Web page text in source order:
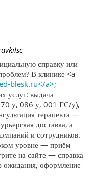
справку или
В клинике <a
blesk.ru</a>;
услуг: выдача
у, 086 у, 001 ГС/у),
терапевта —
доставка, а
и сотрудников.
уровне — приём
на сайте — справка
ожидания, оформление